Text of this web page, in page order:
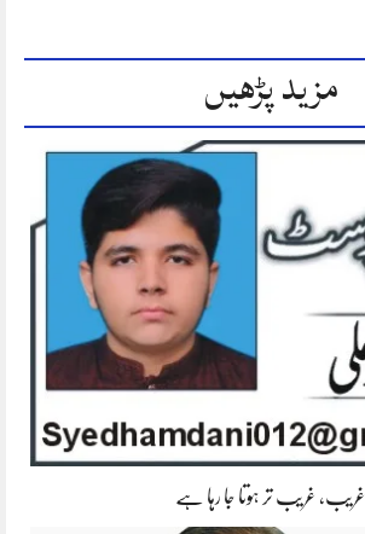
مزید پڑھیں
غریب، غریب تر ہوتا جا رہا ہے